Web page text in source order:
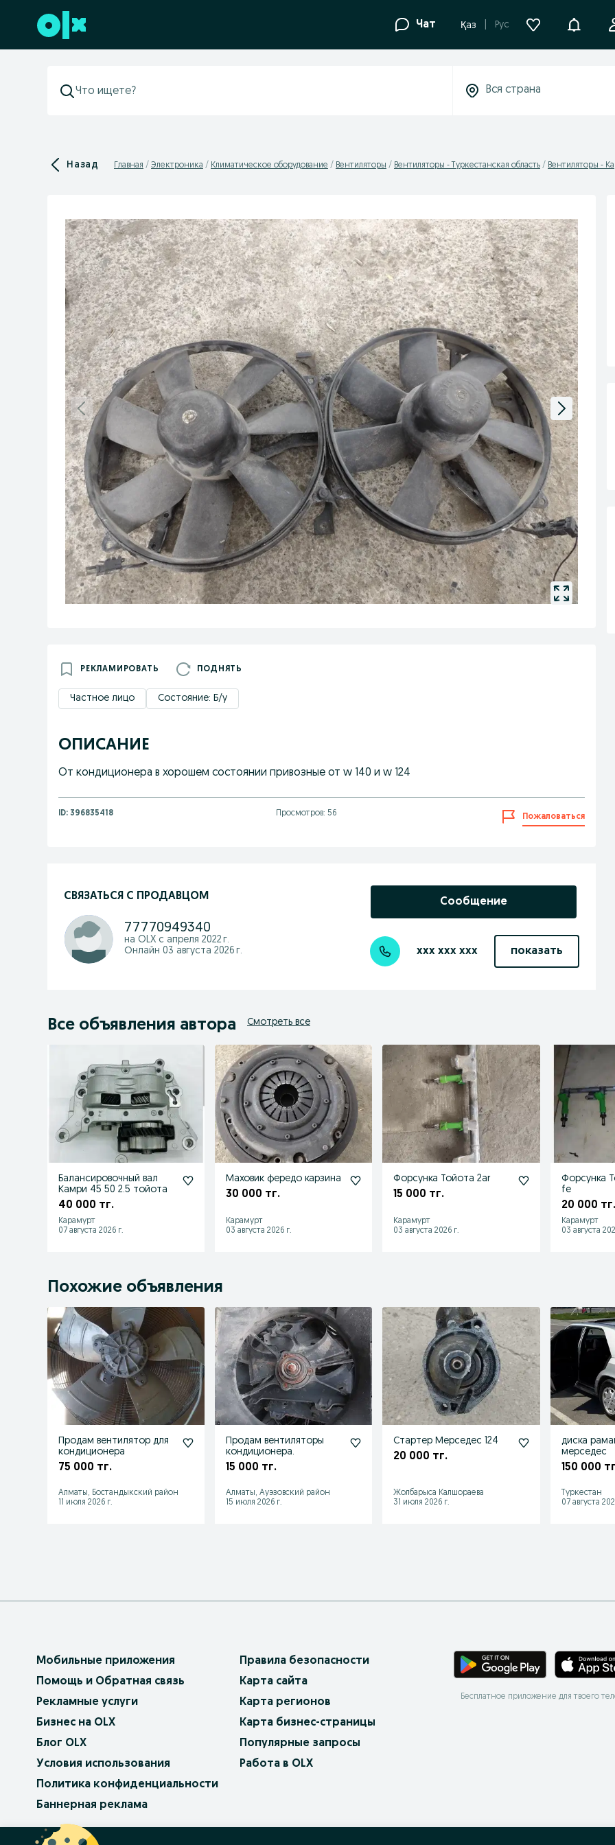
Перейти к нижнему колонтитулу Чат Қаз Рус
Назад Главная Электроника Климатическое оборудование Вентиляторы Вентиляторы - Туркестанская область Вентиляторы -
РЕКЛАМИРОВАТЬ ПОДНЯТЬ
Частное лицо Состояние: Б/у
ОПИСАНИЕ
От кондиционера в хорошем состоянии привозные от w 140 и w 124
ID: 396835418 Просмотров: 56 Пожаловаться
СВЯЗАТЬСЯ С ПРОДАВЦОМ
77770949340
на OLX с апреля 2022 г.
Онлайн 03 августа 2026 г.
Сообщение
xxx xxx xxx показать
Все объявления автора Смотреть все
Балансировочный вал
Камри 45 50 2.5 тойота
40 000 тг.
Карамурт
07 августа 2026 г.
Маховик фередо карзина
30 000 тг.
Карамурт
03 августа 2026 г.
Форсунка Тойота 2ar
15 000 тг.
Карамурт
03 августа 2026 г.
Форсунка
fe
20 000 тг.
Карамурт
03 августа
Похожие объявления
Продам вентилятор для
кондиционера
75 000 тг.
Алматы, Бостандыкский район
11 июля 2026 г.
Продам вентиляторы
кондиционера.
15 000 тг.
Алматы, Ауэзовский район
15 июля 2026 г.
Стартер Мерседес 124
20 000 тг.
Жолбарыса Калшораева
31 июля 2026 г.
диска
мерседес
150 000
Туркестан
07 августа
Мобильные приложения
Помощь и Обратная связь
Рекламные услуги
Бизнес на OLX
Блог OLX
Условия использования
Политика конфиденциальности
Баннерная реклама
Правила безопасности
Карта сайта
Карта регионов
Карта бизнес-страницы
Популярные запросы
Работа в OLX
Бесплатное приложение для твоего
OLX.bg